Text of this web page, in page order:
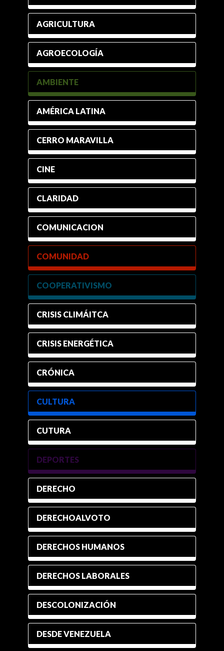
AGRICULTURA
AGROECOLOGÍA
AMBIENTE
AMÉRICA LATINA
CERRO MARAVILLA
CINE
CLARIDAD
COMUNICACION
COMUNIDAD
COOPERATIVISMO
CRISIS CLIMÁITCA
CRISIS ENERGÉTICA
CRÓNICA
CULTURA
CUTURA
DEPORTES
DERECHO
DERECHOALVOTO
DERECHOS HUMANOS
DERECHOS LABORALES
DESCOLONIZACIÓN
DESDE VENEZUELA